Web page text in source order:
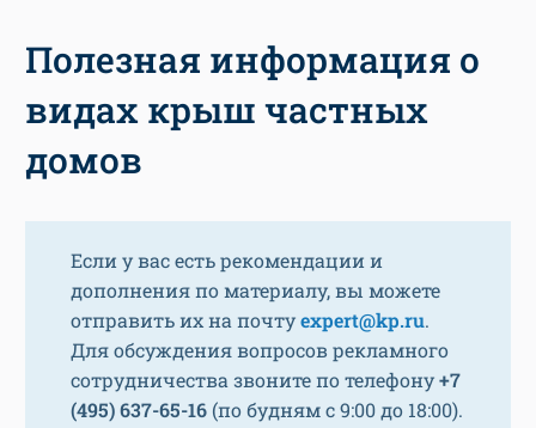
Полезная информация о
видах крыш частных
домов
Если у вас есть рекомендации и
дополнения по материалу, вы можете
отправить их на почтуexpert@kp.ru.
Для обсуждения вопросов рекламного
сотрудничества звоните по телефону+7
(495) 637-65-16 (по будням с 9:00 до 18:00).